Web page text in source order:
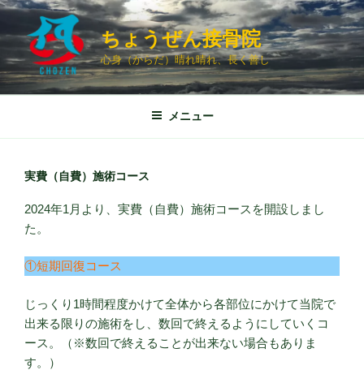
コ
ン
ツ
ちょうぜん接骨院
心身（からだ）晴れ晴れ、長く善し
メニュー
実費（自費）施術コース
2024年1月より、実費（自費）施術コースを開設しまし
た。
①短期回復コース
じっくり1時間程度かけて全体から各部位にかけて当院で
出来る限りの施術をし、数回で終えるようにしていくコ
ース。（※数回で終えることが出来ない場合もありま
す。）